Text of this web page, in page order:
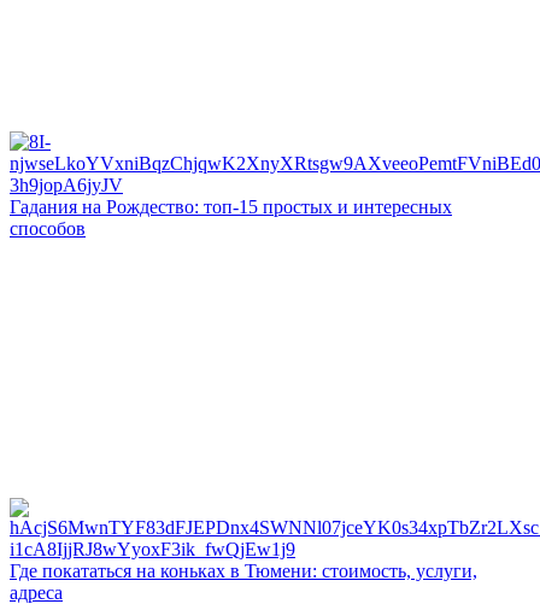
Гадания на Рождество: топ-15 простых и интересных
способов
Где покататься на коньках в Тюмени: стоимость, услуги,
адреса